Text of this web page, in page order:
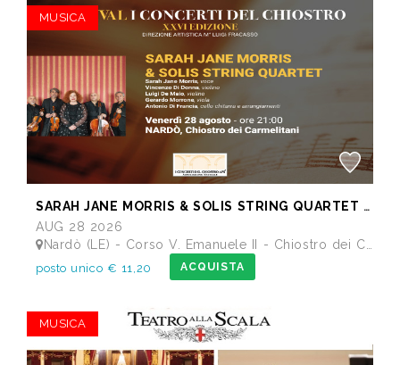
MUSICA
SARAH JANE MORRIS & SOLIS STRING QUARTET - Festival I Concerti del Chiostro
AUG 28 2026
Nardò (LE) - Corso V. Emanuele II - Chiostro dei Carmelitani
posto unico € 11,20 ACQUISTA
MUSICA